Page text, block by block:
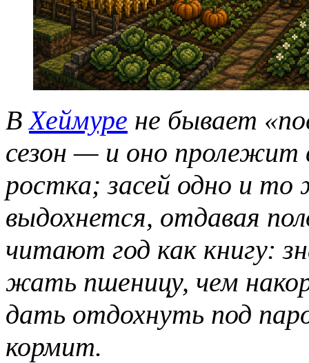
ВХеймуре не бывает
сезон — и оно пролежит
ростка; засей одно и то
выдохнется, отдавая
читают год как книгу:
жать пшеницу, чем
дать отдохнуть под
кормит.